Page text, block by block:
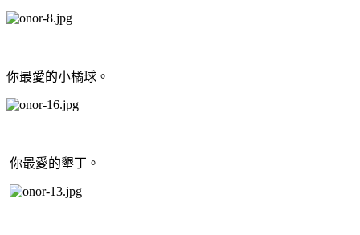
你最愛的小橘球。
你最愛的墾丁。